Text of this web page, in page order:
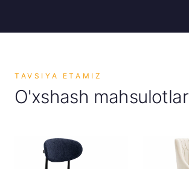
TAVSIYA ETAMIZ
O'xshash mahsulotlar